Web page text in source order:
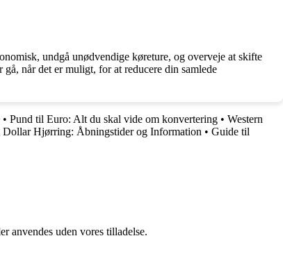
undgå unødvendige køreture, og overveje at skifte
når det er muligt, for at reducere din samlede
• Pund til Euro: Alt du skal vide om konvertering • Western
Hjørring: Åbningstider og Information • Guide til
anvendes uden vores tilladelse.